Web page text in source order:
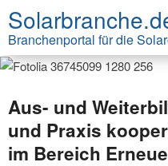
Branchenportal für die
Aus- und
und Praxis
im Bereich